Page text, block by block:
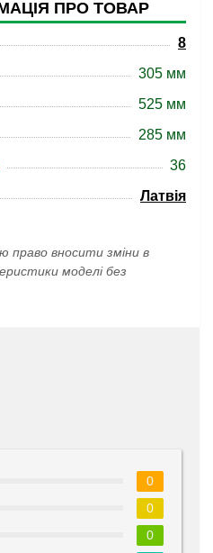
ПРО ТОВАР
8
305 мм
525 мм
285 мм
36
Латвія
право вносити зміни в
моделі без
0
0
0